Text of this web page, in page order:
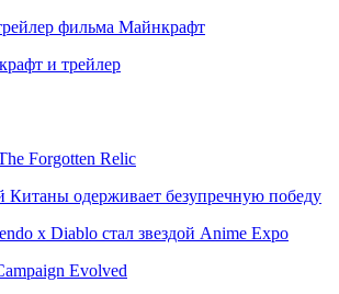
фильма Майнкрафт
и трейлер
Forgotten Relic
Китаны одерживает безупречную победу
x Diablo стал звездой Anime Expo
Evolved